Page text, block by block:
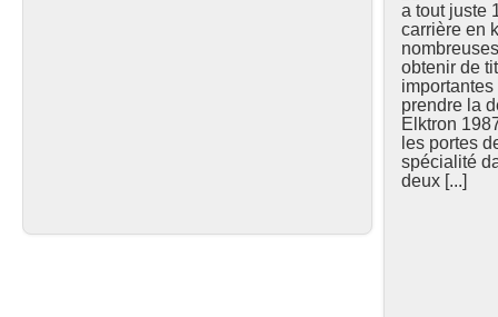
a tout juste
carrière en
obtenir de
prendre la
Elktron
les portes
spécialité
deux [...]